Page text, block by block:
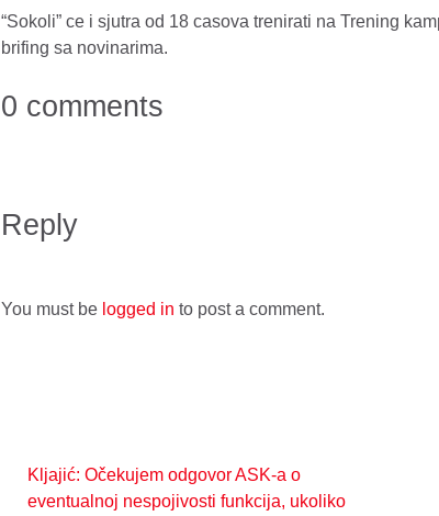
“Sokoli” ce i sjutra od 18 casova trenirati na Trening
brifing sa novinarima.
0 comments
Reply
You must be logged in to post a comment.
Kljajić: Očekujem odgovor ASK-a o
eventualnoj nespojivosti funkcija, ukoliko